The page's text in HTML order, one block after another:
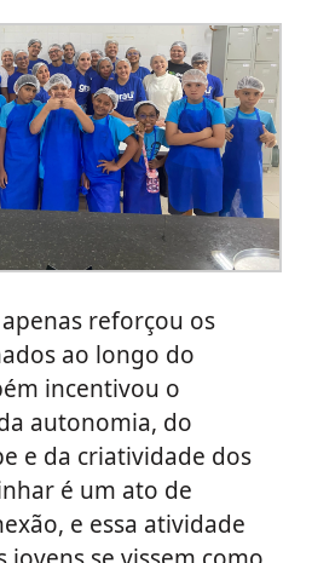
reforçou os
ao longo do
incentivou o
autonomia, do
e da criatividade dos
é um ato de
e essa atividade